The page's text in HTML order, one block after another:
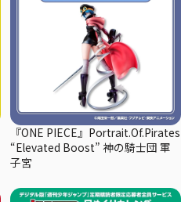
『ONE PIECE』Portrait.Of.Pirates
“Elevated Boost” 神の騎士団 軍
子宮